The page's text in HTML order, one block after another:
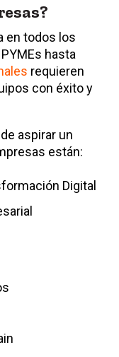
en todos los
hasta
requieren
con éxito y
aspirar un
están:
Digital